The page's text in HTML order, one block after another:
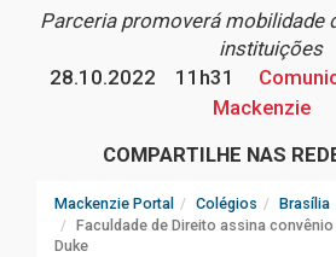
Parceria promoverá mobilidade
instituições
28.10.2022
11h31
Mackenzie
COMPARTILHE NAS
Mackenzie Portal Colégios Brasília
Faculdade de Direito assina
Duke